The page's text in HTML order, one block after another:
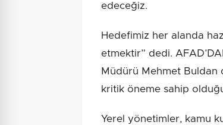
edeceğiz.
Hedefimiz her alanda
etmektir” dedi.
Müdürü Mehmet Buldan
kritik öneme sahip
Yerel yönetimler, kamu